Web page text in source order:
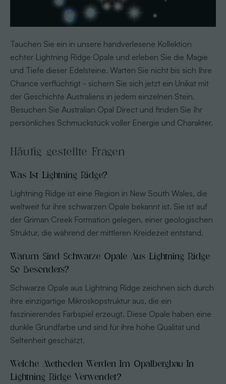
Tauchen Sie ein in unsere handverlesene Kollektion
echter Lightning Ridge Opale und erleben Sie die Magie
und Tiefe dieser Edelsteine. Warten Sie nicht bis sich Ihre
Chance verflüchtigt - sichern Sie sich jetzt ein Unikat mit
der Geschichte Australiens in jedem einzelnen Stein.
Besuchen Sie Australian Opal Direct und finden Sie Ihr
persönliches Schmuckstück voller Energie und Charakter.
Häufig gestellte Fragen
Was Ist Lightning Ridge?
Lightning Ridge ist eine Region in New South Wales, die
weltweit für ihre schwarzen Opale bekannt ist. Sie ist auf
der Griman Creek Formation gelegen, einer geologischen
Struktur, die während der mittleren Kreidezeit entstand.
Warum Sind Schwarze Opale Aus Lightning Ridge
So Besonders?
Schwarze Opale aus Lightning Ridge zeichnen sich durch
ihre einzigartige Mikroskopstruktur aus, die ein
faszinierendes Farbspiel erzeugt. Diese Opale haben eine
dunkle Grundfarbe und sind für ihre hohe Qualität und
Seltenheit geschätzt.
Welche Methoden Werden Im Opalbergbau In
Lightning Ridge Verwendet?